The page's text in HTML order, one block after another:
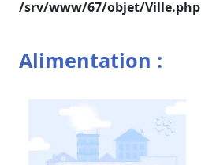
/srv/www/67/objet/Ville.php
Alimentation :